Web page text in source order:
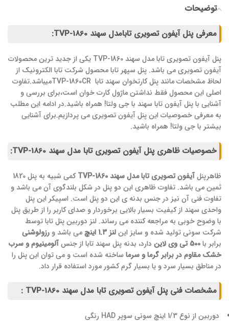
توضیحات
معرفی پنل آیفون تصویری تابامدل سهند TVP-1860:
پنل آیفون تصویری تابا مدل سهند TVP-1860 یکی از جدید ترین محصولات
آیفون تصویری می باشد. پنل سپهر تابا محصول شرکت تابا الکترونیک از
لحاظ مشخصات مانند پنل کارتخوان سهند تابا TVP-1860CRمیباشد.تفاوت
اصلی این محصول فقط نداشتن ماژول کارت خوان است،برای بررسی و
آشنایی با پنل آیفون تابا سهند با جی ولتا! همراه باشید.در ادامه این مطلب
به معرفی خصوصیات این پنل آیفون تصویری می پردازیم.برای آشنایی
بیشتر با جی ولتا! همراه باشید.
خصوصیات ظاهری پنل آیفون تصویری تابا مدل سهند TVP-1860:
ظاهرپنلآیفون تصویری تابا مدل سهند TVP-1860
کمی شبیه به پنل 1820
ثمین می باشد. تفاوت ظاهری این دو پنل در شکل بلندگوی آن می باشد و
تفاوت فنی آن نیز در جنس بدنه ی این دو پنل است. اسپیکر این پنل
واحدی سهند از کیفیت بسیار بالایی برخوردار و صدای کاربر را از طریق پنل
با وضوح خوبی به مراجعه کننده می رساند. لنز دوربین پنل تابا توسط
شرکت سونی تولید شده و سایز اینلنز 1.3 اینچ می باشد و رزولوشنی
برابر با500 تی وی لاین دارد، بدنه پنل سهند تابا از جنسآلومینیوم و سرب
خشک مقاوم در برابر گرما و سرما ساخته شده است و می توان این پنل را
در مناطق بسیار سرد و یا بسیار گرم کشور مورد استفاده قرار داد.
مشخصات فنی پنل آیفون تصویری تابا مدل سهند TVP-1860 :
دوربین از نوع 1/3 اینچ سونی سوپر HAD رنگی